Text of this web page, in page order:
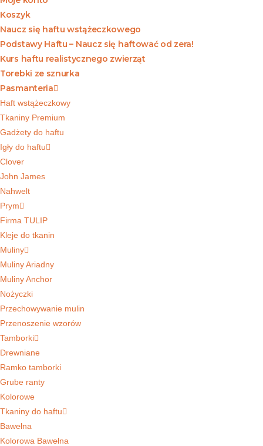
Koszyk
Naucz się haftu wstążeczkowego
Podstawy Haftu – Naucz się haftować od zera!
Kurs haftu realistycznego zwierząt
Torebki ze sznurka
Pasmanteria
Haft wstążeczkowy
Tkaniny Premium
Gadżety do haftu
Igły do haftu
Clover
John James
Nahwelt
Prym
Firma TULIP
Kleje do tkanin
Muliny
Muliny Ariadny
Muliny Anchor
Nożyczki
Przechowywanie mulin
Przenoszenie wzorów
Tamborki
Drewniane
Ramko tamborki
Grube ranty
Kolorowe
Tkaniny do haftu
Bawełna
Kolorowa Bawełna